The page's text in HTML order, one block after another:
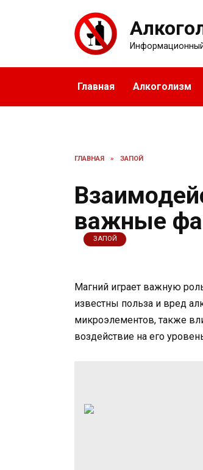
Главная Алкоголизм
ГЛАВНАЯ » ЗАПОЙ
важные
ЗАПОЙ
Магний играет важную
известны польза и вред
микроэлементов, также
воздействие на его